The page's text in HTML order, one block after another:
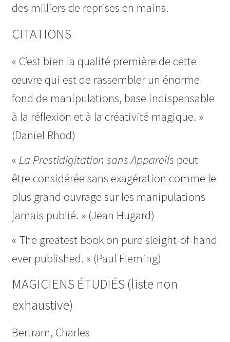
des milliers de reprises en mains.
CITATIONS
« C’est bien la qualité première de cette
œuvre qui est de rassembler un énorme
fond de manipulations, base indispensable
à la réflexion et à la créativité magique. »
(Daniel Rhod)
« La Prestidigitation sans Appareils peut
être considérée sans exagération comme le
plus grand ouvrage sur les manipulations
jamais publié. » (Jean Hugard)
« The greatest book on pure sleight-of-hand
ever published. » (Paul Fleming)
MAGICIENS ÉTUDIÉS (liste non
exhaustive)
Bertram, Charles